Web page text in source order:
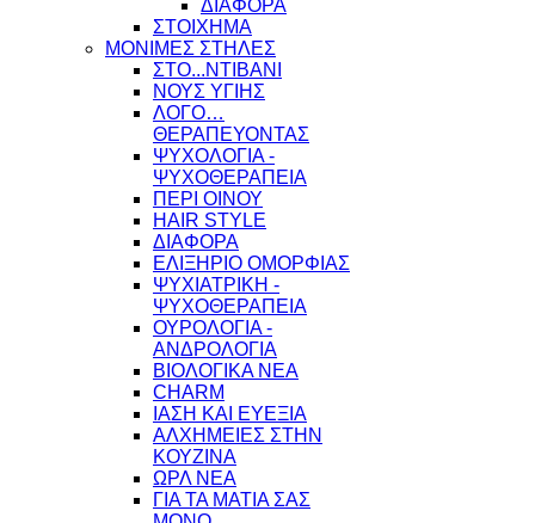
ΔΙΑΦΟΡΑ
ΣΤΟΙΧΗΜΑ
ΜΟΝΙΜΕΣ ΣΤΗΛΕΣ
ΣΤΟ...ΝΤΙΒΑΝΙ
ΝΟΥΣ ΥΓΙΗΣ
ΛΟΓΟ…
ΘΕΡΑΠΕΥΟΝΤΑΣ
ΨΥΧΟΛΟΓΙΑ -
ΨΥΧΟΘΕΡΑΠΕΙΑ
ΠΕΡΙ ΟΙΝΟΥ
HAIR STYLE
ΔΙΑΦΟΡΑ
ΕΛΙΞΗΡΙΟ ΟΜΟΡΦΙΑΣ
ΨΥΧΙΑΤΡΙΚΗ -
ΨΥΧΟΘΕΡΑΠΕΙΑ
ΟΥΡΟΛΟΓΙΑ -
ΑΝΔΡΟΛΟΓΙΑ
ΒΙΟΛΟΓΙΚΑ ΝΕΑ
CHARM
ΙΑΣΗ ΚΑΙ ΕΥΕΞΙΑ
ΑΛΧΗΜΕΙΕΣ ΣΤΗΝ
ΚΟΥΖΙΝΑ
ΩΡΛ ΝEA
ΓΙΑ ΤΑ ΜΑΤΙΑ ΣΑΣ